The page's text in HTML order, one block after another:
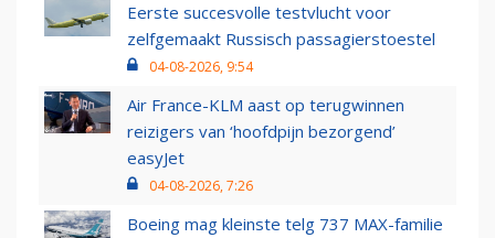
Eerste succesvolle testvlucht voor
zelfgemaakt Russisch passagierstoestel
04-08-2026, 9:54
Air France-KLM aast op terugwinnen
reizigers van ‘hoofdpijn bezorgend’
easyJet
04-08-2026, 7:26
Boeing mag kleinste telg 737 MAX-familie